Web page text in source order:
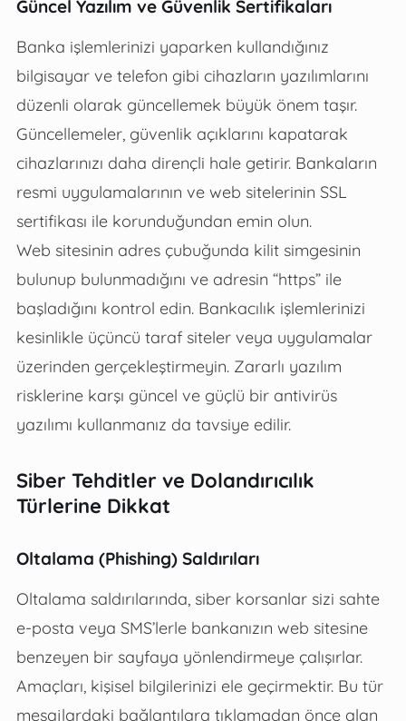
Güncel Yazılım ve Güvenlik Sertifikaları
Banka işlemlerinizi yaparken kullandığınız
bilgisayar ve telefon gibi cihazların yazılımlarını
düzenli olarak güncellemek büyük önem taşır.
Güncellemeler, güvenlik açıklarını kapatarak
cihazlarınızı daha dirençli hale getirir. Bankaların
resmi uygulamalarının ve web sitelerinin SSL
sertifikası ile korunduğundan emin olun.
Web sitesinin adres çubuğunda kilit simgesinin
bulunup bulunmadığını ve adresin “https” ile
başladığını kontrol edin. Bankacılık işlemlerinizi
kesinlikle üçüncü taraf siteler veya uygulamalar
üzerinden gerçekleştirmeyin. Zararlı yazılım
risklerine karşı güncel ve güçlü bir antivirüs
yazılımı kullanmanız da tavsiye edilir.
Siber Tehditler ve Dolandırıcılık
Türlerine Dikkat
Oltalama (Phishing) Saldırıları
Oltalama saldırılarında, siber korsanlar sizi sahte
e-posta veya SMS’lerle bankanızın web sitesine
benzeyen bir sayfaya yönlendirmeye çalışırlar.
Amaçları, kişisel bilgilerinizi ele geçirmektir. Bu tür
mesajlardaki bağlantılara tıklamadan önce alan